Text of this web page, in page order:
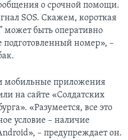
о срочной помощи.
SOS. Скажем, короткая
может быть оперативно
подготовленный номер», –
мобильные приложения
на сайте «Солдатских
«Разумеется, все это
условие – наличие
– предупреждает он.